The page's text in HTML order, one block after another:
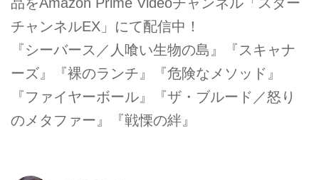
チャンネルEX」にて配信中！
『シーバース／人喰い生物の島』『スキャナ
ーズ』『裸のランチ』『危険なメソッド』
『ファイヤーボール』『ザ・ブルード／怒り
のメタファー』『戦慄の絆』